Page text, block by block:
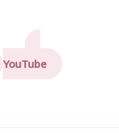
YouTube